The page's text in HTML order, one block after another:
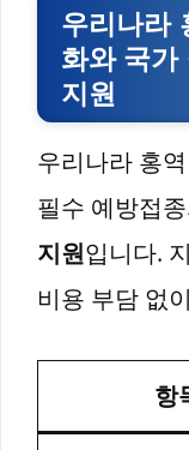
우리나라
화와 국
지원
우리나라 홍
필수 예방접
지원입니다.
비용 부담 없
항